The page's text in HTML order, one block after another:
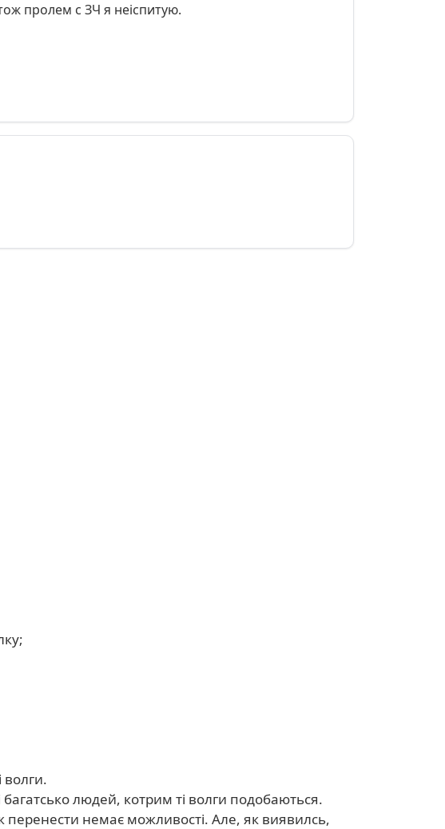
пролем с ЗЧ я неіспитую.
людей, котрим ті волги подобаються.
перенести немає можливості. Але, як виявилсь,